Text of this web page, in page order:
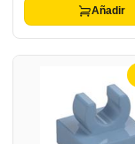
(Sticker) - Set 76102
Añadir